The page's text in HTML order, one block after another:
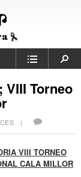
VIII Torneo
|
VIII TORNEO
CALA MILLOR